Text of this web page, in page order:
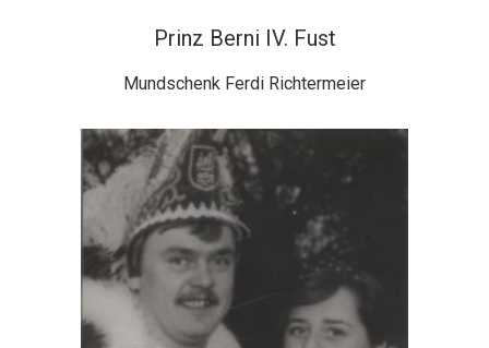
Prinz Berni IV. Fust
Mundschenk Ferdi Richtermeier